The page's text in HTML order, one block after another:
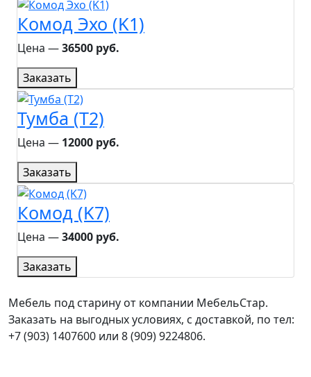
Комод Эхо (K1)
Цена ―36500 руб.
Заказать
Тумба (T2)
Цена ― 12000 руб.
Заказать
Комод (K7)
Цена ―34000 руб.
Заказать
Мебель под старину от компании МебельСтар.
Заказать на выгодных условиях, с доставкой, по тел:
+7 (903) 1407600 или 8 (909) 9224806.